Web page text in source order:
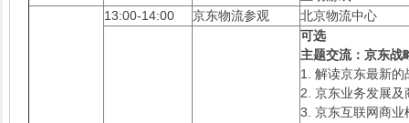
13:00-14:00 京东物流参观 北京物流中心
可选
主题交流：京东战
1. 解读京东最新的
2. 京东业务发展及
3. 京东互联网商业